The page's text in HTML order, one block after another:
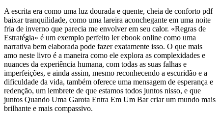
A escrita era como uma luz dourada e quente, cheia de conforto pdf
baixar tranquilidade, como uma lareira aconchegante em uma noite
fria de inverno que parecia me envolver em seu calor. «Regras de
Estratégia» é um exemplo perfeito ler ebook online como uma
narrativa bem elaborada pode fazer exatamente isso. O que mais
amo neste livro é a maneira como ele explora as complexidades e
nuances da experiência humana, com todas as suas falhas e
imperfeições, e ainda assim, mesmo reconhecendo a escuridão e a
dificuldade da vida, também oferece uma mensagem de esperança e
redenção, um lembrete de que estamos todos juntos nisso, e que
juntos Quando Uma Garota Entra Em Um Bar criar um mundo mais
brilhante e mais compassivo.